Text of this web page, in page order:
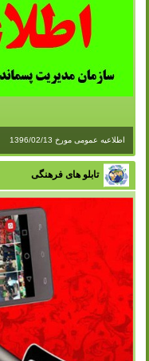
اطلاعیه عمومی مورخ 1396/02/13
تابلو های فرهنگی